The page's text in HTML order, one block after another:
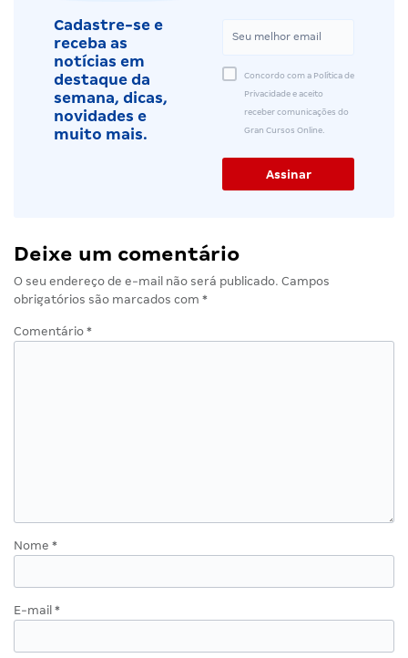
Cadastre-se e
receba as
notícias em
destaque da
semana, dicas,
novidades e
muito mais.
Concordo com a Política de
Privacidade e aceito
receber comunicações do
Gran Cursos Online.
Deixe um comentário
O seu endereço de e-mail não será publicado. Campos
obrigatórios são marcados com *
Comentário *
Nome *
E-mail *